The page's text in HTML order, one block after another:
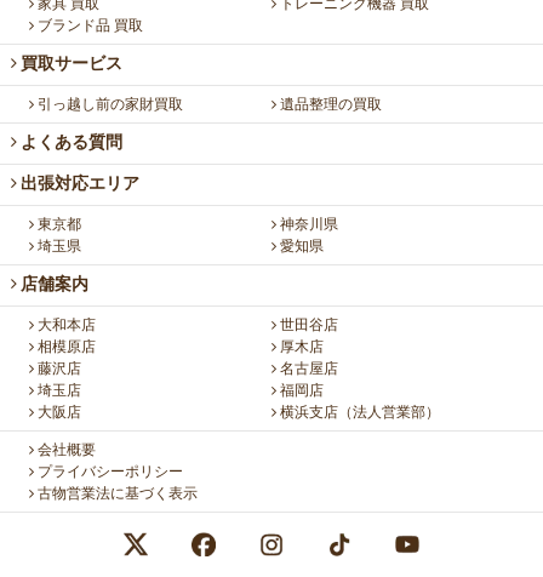
家具 買取
トレーニング機器 買取
ブランド品 買取
買取サービス
引っ越し前の家財買取 遺品整理の買取
よくある質問
出張対応エリア
東京都
神奈川県
埼玉県
愛知県
店舗案内
大和本店
世田谷店
相模原店
厚木店
藤沢店
名古屋店
埼玉店
福岡店
大阪店
横浜支店（法人営業部）
会社概要
プライバシーポリシー
古物営業法に基づく表示